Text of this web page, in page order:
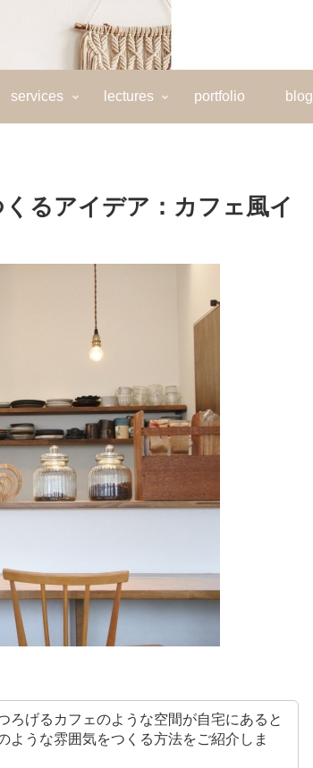
services lectures portfolio blog
るアイデア：カフェ風イ
ろげるカフェのような空間が自宅にあると
ような雰囲気をつくる方法をご紹介しま